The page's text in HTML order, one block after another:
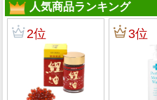
人気商品ランキング